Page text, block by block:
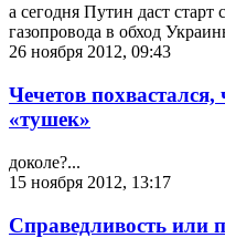
а сегодня Путин даст старт
газопровода в обход
26 ноября 2012, 09:43
Чечетов
«тушек»
доколе?...
15 ноября 2012, 13:17
Справедливость или